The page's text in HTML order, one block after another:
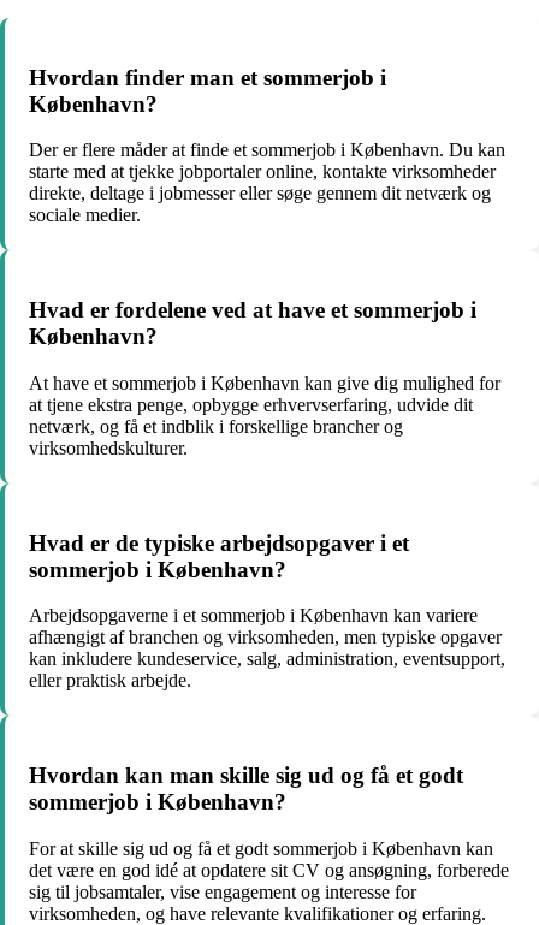
Hvordan finder man et sommerjob i
København?
Der er flere måder at finde et sommerjob i København. Du kan
starte med at tjekke jobportaler online, kontakte virksomheder
direkte, deltage i jobmesser eller søge gennem dit netværk og
sociale medier.
Hvad er fordelene ved at have et sommerjob i
København?
At have et sommerjob i København kan give dig mulighed for
at tjene ekstra penge, opbygge erhvervserfaring, udvide dit
netværk, og få et indblik i forskellige brancher og
virksomhedskulturer.
Hvad er de typiske arbejdsopgaver i et
sommerjob i København?
Arbejdsopgaverne i et sommerjob i København kan variere
afhængigt af branchen og virksomheden, men typiske opgaver
kan inkludere kundeservice, salg, administration, eventsupport,
eller praktisk arbejde.
Hvordan kan man skille sig ud og få et godt
sommerjob i København?
For at skille sig ud og få et godt sommerjob i København kan
det være en god idé at opdatere sit CV og ansøgning, forberede
sig til jobsamtaler, vise engagement og interesse for
virksomheden, og have relevante kvalifikationer og erfaring.